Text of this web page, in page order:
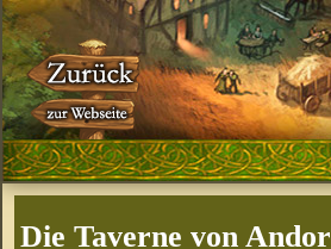
Die Taverne von Andor